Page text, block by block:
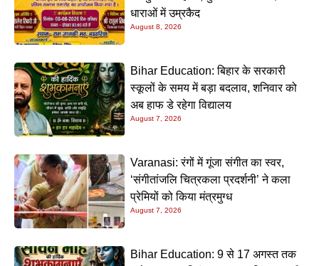
धाराओं में उम्रकैद
August 8, 2026
Bihar Education: बिहार के सरकारी
स्कूलों के समय में बड़ा बदलाव, शनिवार को
अब हाफ डे रहेगा विद्यालय
August 7, 2026
Varanasi: रंगों में गूंजा संगीत का स्वर,
‘संगीतांजलि चित्रकला प्रदर्शनी’ ने कला
प्रेमियों को किया मंत्रमुग्ध
August 7, 2026
Bihar Education: 9 से 17 अगस्त तक